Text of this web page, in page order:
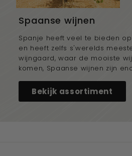
Spaanse wijnen
Spanje heeft veel te bieden
en heeft zelfs s'werelds
wijngaard, waar de mooiste
komen, Spaanse wijnen zijn
Bekijk assortiment